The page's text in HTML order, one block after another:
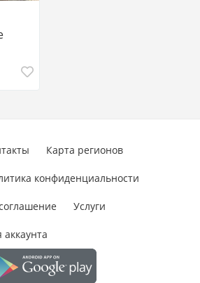
Карта регионов
конфиденциальности
Услуги